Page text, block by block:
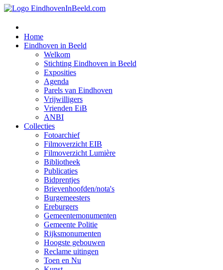
Home
Eindhoven in Beeld
Welkom
Stichting Eindhoven in Beeld
Exposities
Agenda
Parels van Eindhoven
Vrijwilligers
Vrienden EiB
ANBI
Collecties
Fotoarchief
Filmoverzicht EIB
Filmoverzicht Lumière
Bibliotheek
Publicaties
Bidprentjes
Brievenhoofden/nota's
Burgemeesters
Ereburgers
Gemeentemonumenten
Gemeente Politie
Rijksmonumenten
Hoogste gebouwen
Reclame uitingen
Toen en Nu